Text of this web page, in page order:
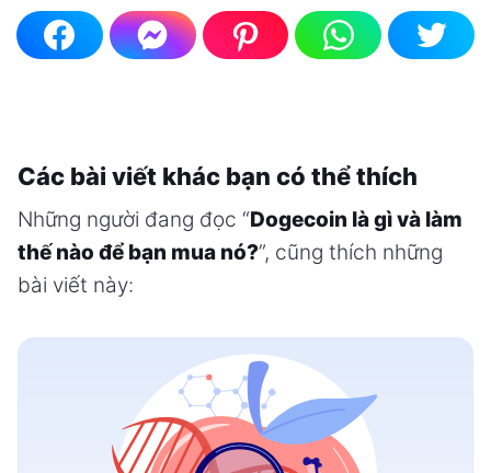
Các bài viết khác bạn có thể thích
Những người đang đọc “Dogecoin là gì và làm
thế nào để bạn mua nó?”, cũng thích những
bài viết này: